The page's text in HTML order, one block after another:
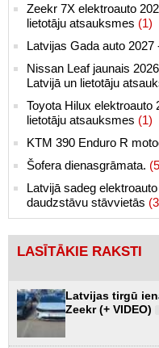
Zeekr 7X elektroauto
lietotāju atsauksmes (1)
Latvijas Gada auto
Nissan Leaf jaunais
Latvijā un lietotāju
Toyota Hilux elektroauto
lietotāju atsauksmes (1)
KTM 390 Enduro R
Šofera dienasgrāmata.
Latvijā sadeg
daudzstāvu stāvvietās
LASĪTĀKIE RAKSTI
Latvijas tirgū
Zeekr (+ VIDEO)